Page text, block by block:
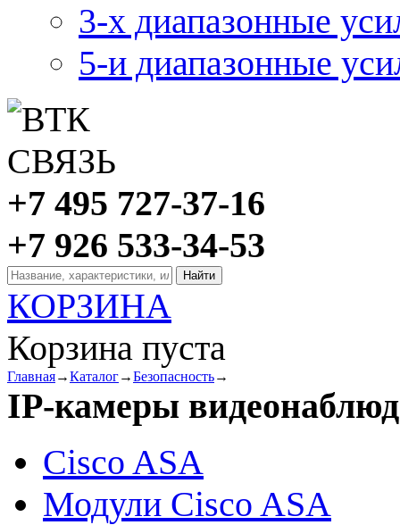
3-х диапазонные
5-и диапазонные
+7 495 727-37-16
+7 926 533-34-53
КОРЗИНА
Корзина пуста
Главная→Каталог→Безопасность→
IP-камеры
Cisco ASA
Модули Cisco ASA